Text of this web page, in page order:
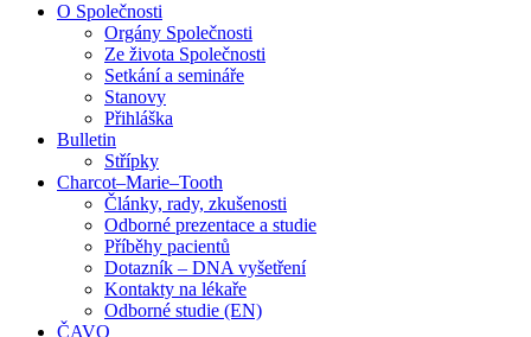
O Společnosti
Orgány Společnosti
Ze života Společnosti
Setkání a semináře
Stanovy
Přihláška
Bulletin
Střípky
Charcot–Marie–Tooth
Články, rady, zkušenosti
Odborné prezentace a studie
Příběhy pacientů
Dotazník – DNA vyšetření
Kontakty na lékaře
Odborné studie (EN)
ČAVO